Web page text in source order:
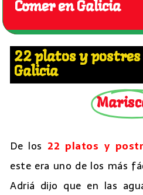
Comer en Galicia
22 platos y postres
Galicia
De los 22 platos y
este era uno de los más
Adriá dijo que en las